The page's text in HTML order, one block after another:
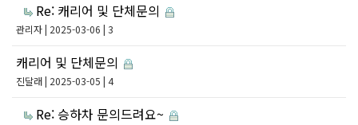
Re: 캐리어 및 단체문의
관리자| 2025-03-06 | 3
캐리어 및 단체문의
진달래| 2025-03-05 | 4
Re: 승하차 문의드려요~